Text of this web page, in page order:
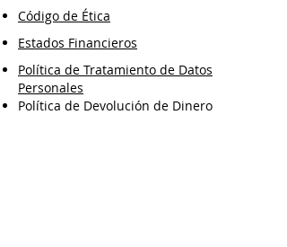
Código de Ética
Estados Financieros
Política de Tratamiento de Datos
Personales
Política de Devolución de Dinero